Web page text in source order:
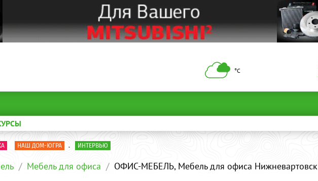
°С
НАШ ДОМ-ЮГРА . ИНТЕРВЬЮ
Мебель для офиса ОФИС-МЕБЕЛЬ, Мебель для офиса Нижневартовск